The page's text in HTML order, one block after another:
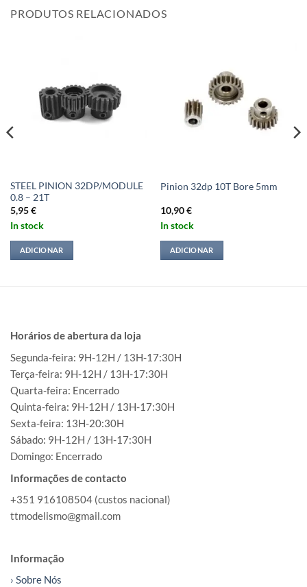
PRODUTOS RELACIONADOS
STEEL PINION 32DP/MODULE
0.8 – 21T
5,95€
In stock
ADICIONAR
Pinion 32dp 10T Bore 5mm
10,90€
In stock
ADICIONAR
Horários de abertura da loja
Segunda-feira: 9H-12H / 13H-17:30H
Terça-feira: 9H-12H / 13H-17:30H
Quarta-feira: Encerrado
Quinta-feira: 9H-12H / 13H-17:30H
Sexta-feira: 13H-20:30H
Sábado: 9H-12H / 13H-17:30H
Domingo: Encerrado
Informações de contacto
+351 916108504 (custos nacional)
ttmodelismo@gmail.com
Informação
› Sobre Nós